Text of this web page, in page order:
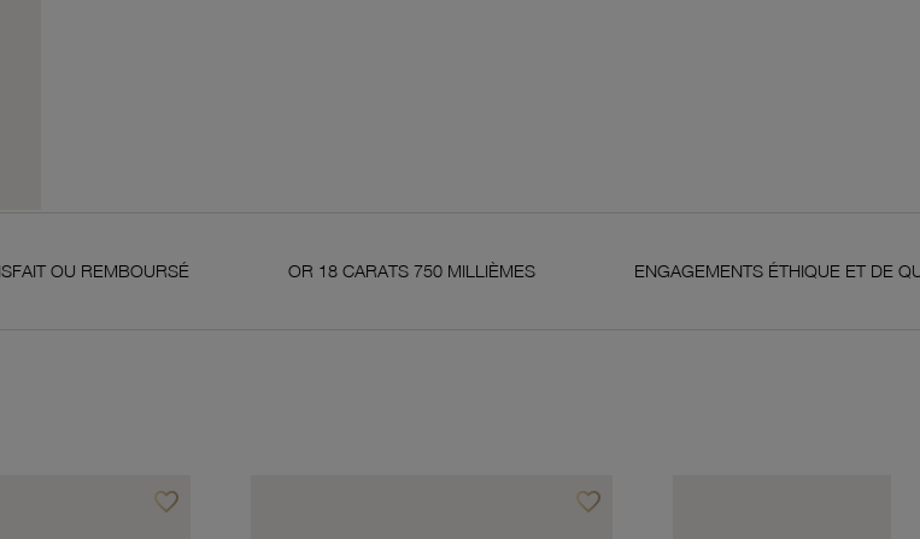
OR 18 CARATS 750 MILLIÈMES ENGAGEMENTS ÉTHIQUE ET DE QUALITÉ
favorite_borderAjouter à vos favoris favorite_borderAjouter à vos favoris